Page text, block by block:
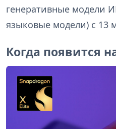
генеративные модели
языковые модели) с 13
Когда появится